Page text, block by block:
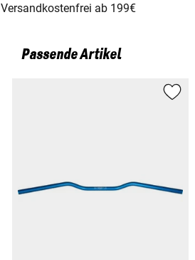
Versandkostenfrei ab 199€
Passende Artikel